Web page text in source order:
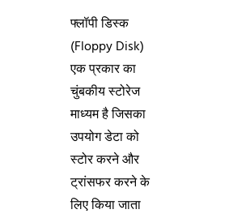
फ्लॉपी डिस्क
(Floppy Disk)
एक प्रकार का
चुंबकीय स्टोरेज
माध्यम है जिसका
उपयोग डेटा को
स्टोर करने और
ट्रांसफर करने के
लिए किया जाता